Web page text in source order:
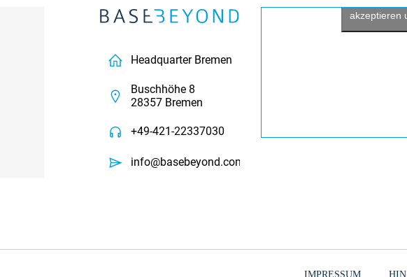
Headquarter Bremen
Buschhöhe 8
28357 Bremen
+49-421-22337030
info@basebeyond.com
akzeptieren
IMPRESSUM